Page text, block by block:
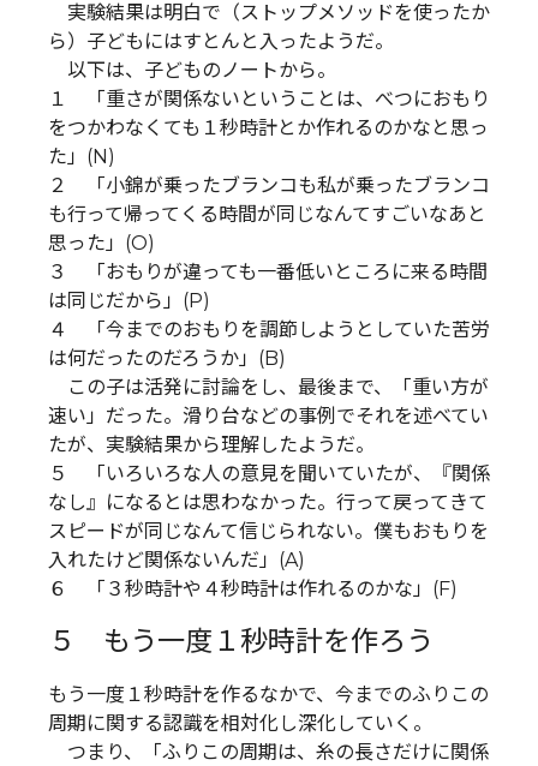
実験結果は明白で（ストップメソッドを使ったか
ら）子どもにはすとんと入ったようだ。
以下は、子どものノートから。
１ 「重さが関係ないということは、べつにおもり
をつかわなくても１秒時計とか作れるのかなと思っ
た」(N)
２ 「小錦が乗ったブランコも私が乗ったブランコ
も行って帰ってくる時間が同じなんてすごいなあと
思った」(O)
３ 「おもりが違っても一番低いところに来る時間
は同じだから」(P)
４ 「今までのおもりを調節しようとしていた苦労
は何だったのだろうか」(B)
この子は活発に討論をし、最後まで、「重い方が
速い」だった。滑り台などの事例でそれを述べてい
たが、実験結果から理解したようだ。
５ 「いろいろな人の意見を聞いていたが、『関係
なし』になるとは思わなかった。行って戻ってきて
スピードが同じなんて信じられない。僕もおもりを
入れたけど関係ないんだ」(A)
６ 「３秒時計や４秒時計は作れるのかな」(F)
５ もう一度１秒時計を作ろう
もう一度１秒時計を作るなかで、今までのふりこの
周期に関する認識を相対化し深化していく。
つまり、「ふりこの周期は、糸の長さだけに関係